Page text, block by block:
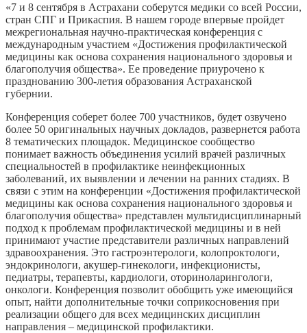
«7 и 8 сентября в Астрахани соберутся медики со всей России,
стран СПГ и Прикаспия. В нашем городе впервые пройдет
межрегиональная научно-практическая конференция с
международным участием «Достижения профилактической
медицины как основа сохранения национального здоровья и
благополучия общества». Ее проведение приурочено к
празднованию 300-летия образования Астраханской
губернии.
Конференция соберет более 700 участников, будет озвучено
более 50 оригинальных научных докладов, развернется работа
8 тематических площадок. Медицинское сообщество
понимает важность объединения усилий врачей различных
специальностей в профилактике неинфекционных
заболеваний, их выявлении и лечении на ранних стадиях. В
связи с этим на конференции «Достижения профилактической
медицины как основа сохранения национального здоровья и
благополучия общества» представлен мультидисциплинарный
подход к проблемам профилактической медицины и в ней
принимают участие представители различных направлений
здравоохранения. Это гастроэнтерологи, колопроктологи,
эндокринологи, акушер-гинекологи, инфекционисты,
педиатры, терапевты, кардиологи, оториноларингологи,
онкологи. Конференция позволит обобщить уже имеющийся
опыт, найти дополнительные точки соприкосновения при
реализации общего для всех медицинских дисциплин
направления – медицинской профилактики.